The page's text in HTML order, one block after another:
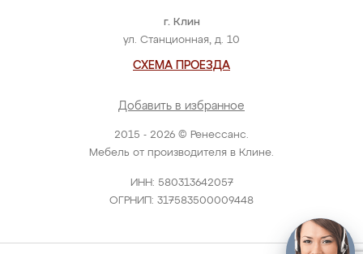
2015 - 2026 © Ренессанс.
Мебель от производителя в Клине.
ИНН: 580313642057
ОГРНИП: 317583500009448
г. Клин
ул. Станционная, д. 10
СХЕМА ПРОЕЗДА
Добавить в избранное